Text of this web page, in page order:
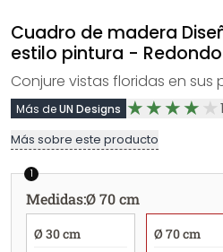
Cuadro de madera
estilo pintura -
Conjure vistas floridas en sus
Más deUN Designs 1
Más sobre este producto
1
Medidas:Ø 70 cm
Ø 30 cm Ø 70 cm